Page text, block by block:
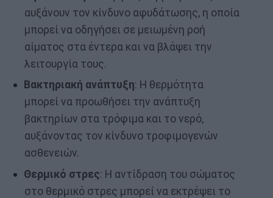
αυξάνουν τον κίνδυνο αφυδάτωσης, η οποία
μπορεί να οδηγήσει σε μειωμένη ροή
αίματος στα έντερα και να βλάψει την
λειτουργία τους.
Βακτηριακή ανάπτυξη: Η θερμότητα
μπορεί να προωθήσει την ανάπτυξη
βακτηρίων στα τρόφιμα και το νερό,
αυξάνοντας τον κίνδυνο τροφιμογενών
ασθενειών.
Θερμικό στρες: Η αντίδραση του σώματος
στο θερμικό στρες μπορεί να εκτρέψει το